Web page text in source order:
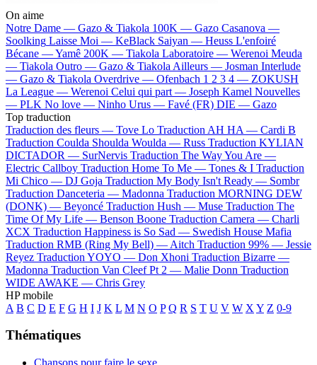
On aime
Notre Dame — Gazo & Tiakola 100K — Gazo Casanova —
Soolking Laisse Moi — KeBlack Saiyan — Heuss L'enfoiré
Bécane —Yamê 200K — Tiakola Laboratoire — Werenoi Meuda
— Tiakola Outro — Gazo & Tiakola Ailleurs — Josman Interlude
— Gazo & Tiakola Overdrive — Ofenbach 1 2 3 4 — ZOKUSH
La League — Werenoi Celui qui part — Joseph Kamel Nouvelles
— PLK No love — Ninho Urus — Favé (FR) DIE — Gazo
Top traduction
Traduction des fleurs — Tove Lo Traduction AH HA — Cardi B
Traduction Coulda Shoulda Woulda — Russ Traduction KYLIAN
DICTADOR — SurNervis Traduction The Way You Are —
Electric Callboy Traduction Home To Me — Tones & I Traduction
Mi Chico — DJ Goja Traduction My Body Isn't Ready — Sombr
Traduction Danceteria — Madonna Traduction MORNING DEW
(DONK) — Beyoncé Traduction Hush — Muse Traduction The
Time Of My Life — Benson Boone Traduction Camera — Charli
XCX Traduction Happiness is So Sad — Swedish House Mafia
Traduction RMB (Ring My Bell) — Aitch Traduction 99% — Jessie
Reyez Traduction YOYO — Don Xhoni Traduction Bizarre —
Madonna Traduction Van Cleef Pt 2 — Malie Donn Traduction
WIDE AWAKE — Chris Grey
HP mobile
A B C D E F G H I J K L M N O P Q R S T U V W X Y Z 0-9
Thématiques
Chansons pour faire le sexe